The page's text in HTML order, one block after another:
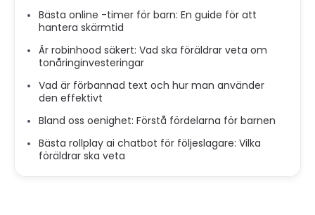
Bästa online -timer för barn: En guide för att
hantera skärmtid
Är robinhood säkert: Vad ska föräldrar veta om
tonåringinvesteringar
Vad är förbannad text och hur man använder
den effektivt
Bland oss ​​oenighet: Förstå fördelarna för barnen
Bästa rollplay ai chatbot för följeslagare: Vilka
föräldrar ska veta